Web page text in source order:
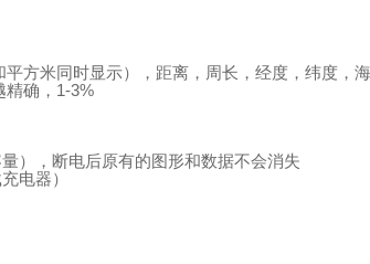
方米同时显示），距离，周长，经度，纬度，
确， 1-3%
），断电后原有的图形和数据不会消失
电器）